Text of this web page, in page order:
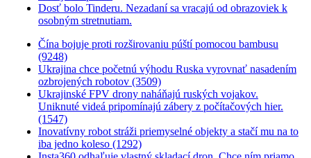
Dosť bolo Tinderu. Nezadaní sa vracajú od obrazoviek k
osobným stretnutiam.
Čína bojuje proti rozširovaniu púští pomocou bambusu
(9248)
Ukrajina chce početnú výhodu Ruska vyrovnať nasadením
ozbrojených robotov (3509)
Ukrajinské FPV drony naháňajú ruských vojakov.
Uniknuté videá pripomínajú zábery z počítačových hier.
(1547)
Inovatívny robot stráži priemyselné objekty a stačí mu na to
iba jedno koleso (1292)